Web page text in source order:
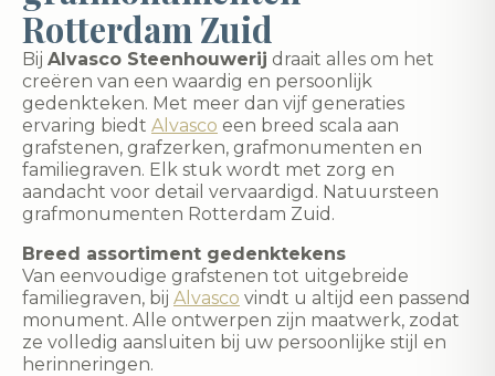
Rotterdam Zuid
Bij Alvasco Steenhouwerij draait alles om het
creëren van een waardig en persoonlijk
gedenkteken. Met meer dan vijf generaties
ervaring biedt Alvasco een breed scala aan
grafstenen, grafzerken, grafmonumenten en
familiegraven. Elk stuk wordt met zorg en
aandacht voor detail vervaardigd. Natuursteen
grafmonumenten Rotterdam Zuid.
Breed assortiment gedenktekens
Van eenvoudige grafstenen tot uitgebreide
familiegraven, bij Alvasco vindt u altijd een passend
monument. Alle ontwerpen zijn maatwerk, zodat
ze volledig aansluiten bij uw persoonlijke stijl en
herinneringen.